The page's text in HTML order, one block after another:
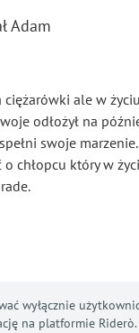
Adam
ciężarówki ale w
odłożył na
swoje
chłopcu który w
wyłącznie
na platformie Riderò.